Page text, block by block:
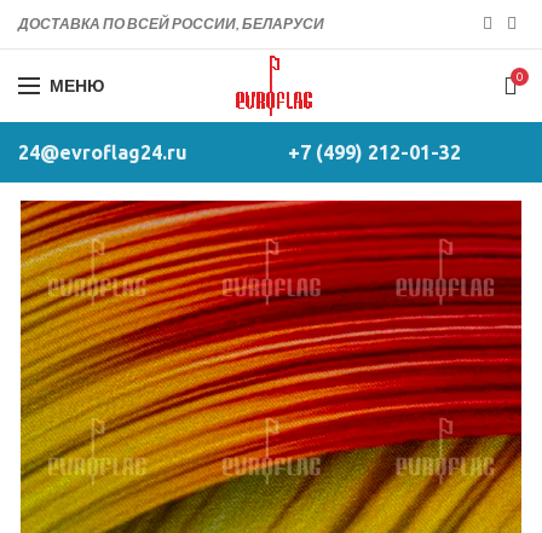
ДОСТАВКА ПО ВСЕЙ РОССИИ, БЕЛАРУСИ
МЕНЮ 0
24@evroflag24.ru +7 (499) 212-01-32